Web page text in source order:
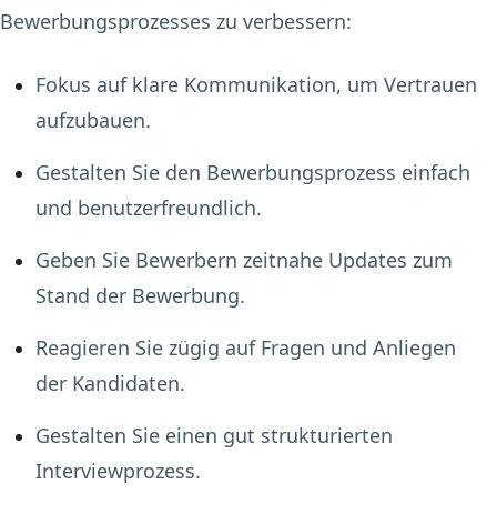
Bewerbungsprozesses zu verbessern:
Fokus auf klare Kommunikation, um Vertrauen
aufzubauen.
Gestalten Sie den Bewerbungsprozess einfach
und benutzerfreundlich.
Geben Sie Bewerbern zeitnahe Updates zum
Stand der Bewerbung.
Reagieren Sie zügig auf Fragen und Anliegen
der Kandidaten.
Gestalten Sie einen gut strukturierten
Interviewprozess.